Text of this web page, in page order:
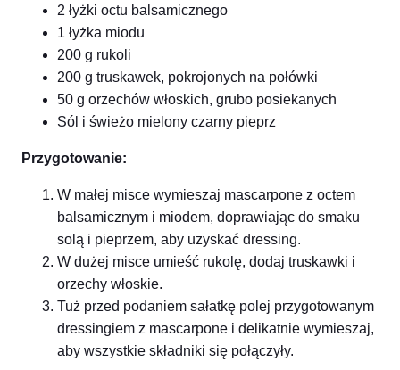
2 łyżki octu balsamicznego
1 łyżka miodu
200 g rukoli
200 g truskawek, pokrojonych na połówki
50 g orzechów włoskich, grubo posiekanych
Sól i świeżo mielony czarny pieprz
Przygotowanie:
W małej misce wymieszaj mascarpone z octem
balsamicznym i miodem, doprawiając do smaku
solą i pieprzem, aby uzyskać dressing.
W dużej misce umieść rukolę, dodaj truskawki i
orzechy włoskie.
Tuż przed podaniem sałatkę polej przygotowanym
dressingiem z mascarpone i delikatnie wymieszaj,
aby wszystkie składniki się połączyły.